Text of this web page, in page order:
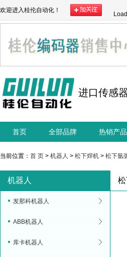
欢迎进入桂伦自动化！
进口传感
首页 全部品牌 热销产品
当前位置： 首 页 > 机器人 > 松下焊机 > 松下氩
机器人
发那科机器人
ABB机器人
库卡机器人